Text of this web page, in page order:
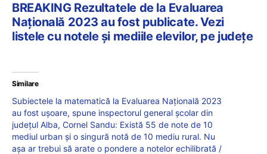
BREAKING Rezultatele de la Evaluarea
Națională 2023 au fost publicate. Vezi
listele cu notele și mediile elevilor, pe județe
Similare
Subiectele la matematică la Evaluarea Națională 2023
au fost ușoare, spune inspectorul general școlar din
județul Alba, Cornel Sandu: Există 55 de note de 10
mediul urban și o singură notă de 10 mediu rural. Nu
așa ar trebui să arate o pondere a notelor echilibrată /